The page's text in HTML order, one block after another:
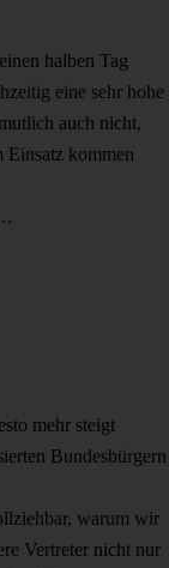
halben Tag
eine sehr hohe
auch nicht,
Einsatz kommen
mehr steigt
Bundesbürgern
warum wir
Vertreter nicht nur